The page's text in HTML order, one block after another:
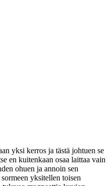
yksi kerros ja tästä johtuen se
en kuitenkaan osaa laittaa vain
ohuen ja annoin sen
yksitellen toisen